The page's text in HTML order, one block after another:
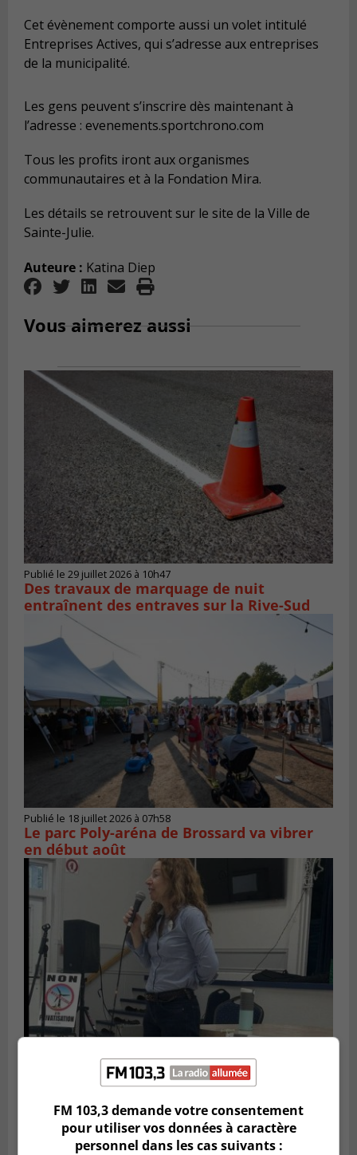
Cet évènement comporte aussi un volet intitulé
Entreprises Actives, qui s’adresse aux entreprises
de la municipalité.
Les gens peuvent s’inscrire dès maintenant à
l’adresse : evenements.sportchrono.com
Tous les profits iront aux organismes
communautaires et à la Fondation Mira.
Les détails se retrouvent sur le site de la Ville de
Sainte-Julie.
Auteure : Katina Diep
Vous aimerez aussi
Publié le 29 juillet 2026 à 10h47
Des travaux de marquage de nuit
entraînent des entraves sur la Rive-Sud
Publié le 18 juillet 2026 à 07h58
Le parc Poly-aréna de Brossard va vibrer
en début août
Publié le 6 juillet 2026 à 11h18
Climat Québec dévoile deux candidats
pour l’Agglomération
FM 103,3 demande votre consentement
pour utiliser vos données à caractère
personnel dans les cas suivants :